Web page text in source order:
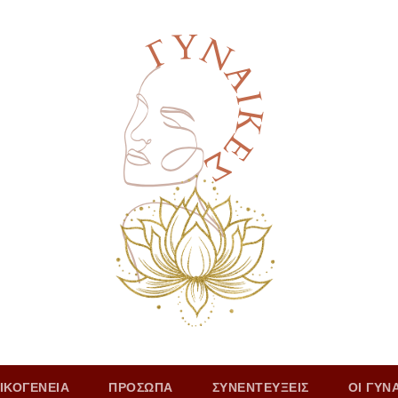
ΠΡΟΣΩΠΑ ΣΥΝΕΝΤΕΥΞΕΙΣ ΟΙ